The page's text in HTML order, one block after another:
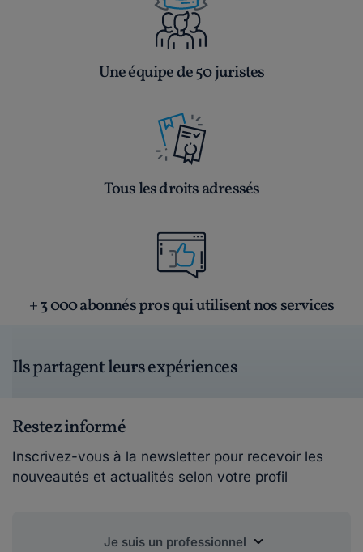
Une équipe de 50 juristes
Tous les droits adressés
+ 3 000 abonnés pros qui utilisent nos services
Ils partagent leurs expériences
Restez informé
Inscrivez-vous à la newsletter pour recevoir les
nouveautés et actualités selon votre profil